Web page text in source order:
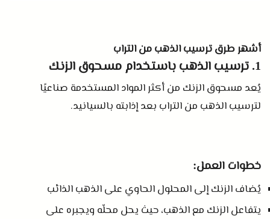
أشهر طرق ترسيب الذهب من التراب
1. ترسيب الذهب باستخدام مسحوق الزنك
يُعد مسحوق الزنك من أكثر المواد المستخدمة صناعيًا
لترسيب الذهب من التراب بعد إذابته بالسيانيد.
خطوات العمل:
يُضاف الزنك إلى المحلول الحاوي على الذهب الذائب
يتفاعل الزنك مع الذهب، حيث يحل محلّه ويجبره على